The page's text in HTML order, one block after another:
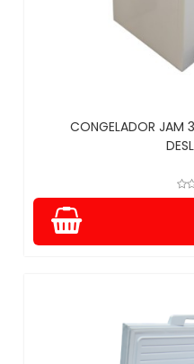
CONGELADOR JAM